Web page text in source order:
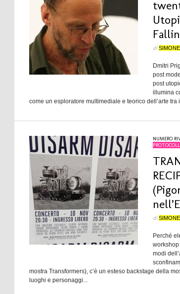
di
Dmitri
post
post
illumina
come un esploratore multimediale e teorico dell’arte
NUMERO
di
Perché
modi
mostra Transformers), c’è un esteso backstage della
luoghi e personaggi...